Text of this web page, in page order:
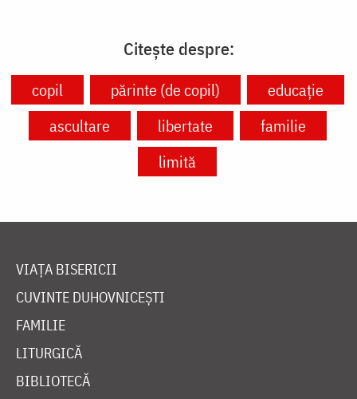
Citește despre:
copil părinte (de copil)
educație
ascultare
libertate
familie
limită
VIAȚA BISERICII
CUVINTE DUHOVNICEȘTI
FAMILIE
LITURGICĂ
BIBLIOTECĂ